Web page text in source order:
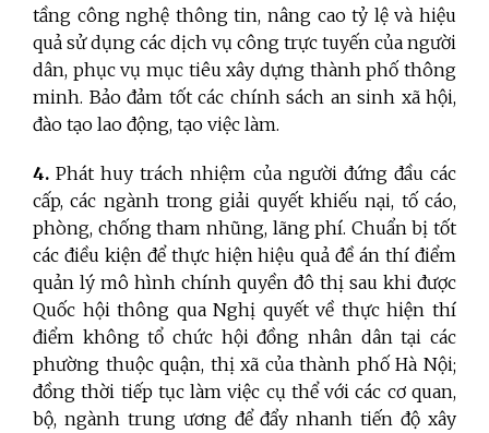
tầng công nghệ thông tin, nâng cao tỷ lệ và hiệu
quả sử dụng các dịch vụ công trực tuyến của người
dân, phục vụ mục tiêu xây dựng thành phố thông
minh. Bảo đảm tốt các chính sách an sinh xã hội,
đào tạo lao động, tạo việc làm.
4. Phát huy trách nhiệm của người đứng đầu các
cấp, các ngành trong giải quyết khiếu nại, tố cáo,
phòng, chống tham nhũng, lãng phí. Chuẩn bị tốt
các điều kiện để thực hiện hiệu quả đề án thí điểm
quản lý mô hình chính quyền đô thị sau khi được
Quốc hội thông qua Nghị quyết về thực hiện thí
điểm không tổ chức hội đồng nhân dân tại các
phường thuộc quận, thị xã của thành phố Hà Nội;
đồng thời tiếp tục làm việc cụ thể với các cơ quan,
bộ, ngành trung ương để đẩy nhanh tiến độ xây